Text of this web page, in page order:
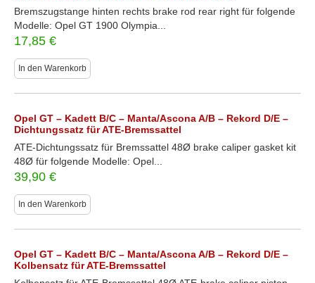
Bremszugstange hinten rechts brake rod rear right für folgende
Modelle: Opel GT 1900 Olympia...
17,85 €
In den Warenkorb
Opel GT – Kadett B/C – Manta/Ascona A/B – Rekord D/E –
Dichtungssatz für ATE-Bremssattel
ATE-Dichtungssatz für Bremssattel 48Ø brake caliper gasket kit
48Ø für folgende Modelle: Opel...
39,90 €
In den Warenkorb
Opel GT – Kadett B/C – Manta/Ascona A/B – Rekord D/E –
Kolbensatz für ATE-Bremssattel